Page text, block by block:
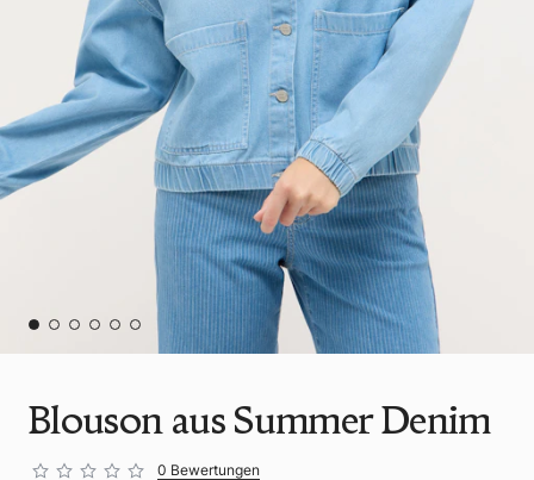
Blouson aus Summer Denim
0 Bewertungen